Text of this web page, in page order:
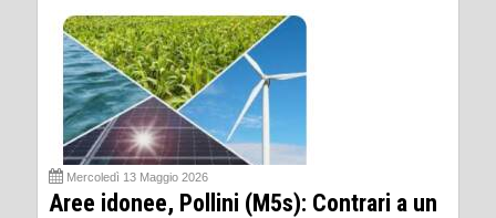
Mercoledì 13 Maggio 2026
Aree idonee, Pollini (M5s): Contrari a un